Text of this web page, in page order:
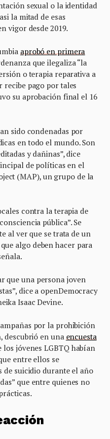
sexual o la identidad
la mitad de esas
vigor desde 2019.
aprobó en primera
que ilegaliza “la
o terapia reparativa a
pago por tales
su aprobación final el 16
sido condenadas por
en todo el mundo. Son
y dañinas”, dice
de políticas en el
(MAP), un grupo de la
contra la terapia de
pública”. Se
al ver que se trata de un
algo deben hacer para
que una persona joven
dice a openDemocracy
Isaac Devine.
por la prohibición
descubrió en una encuesta
los jóvenes LGBTQ habían
entre ellos se
de suicidio durante el año
que entre quienes no